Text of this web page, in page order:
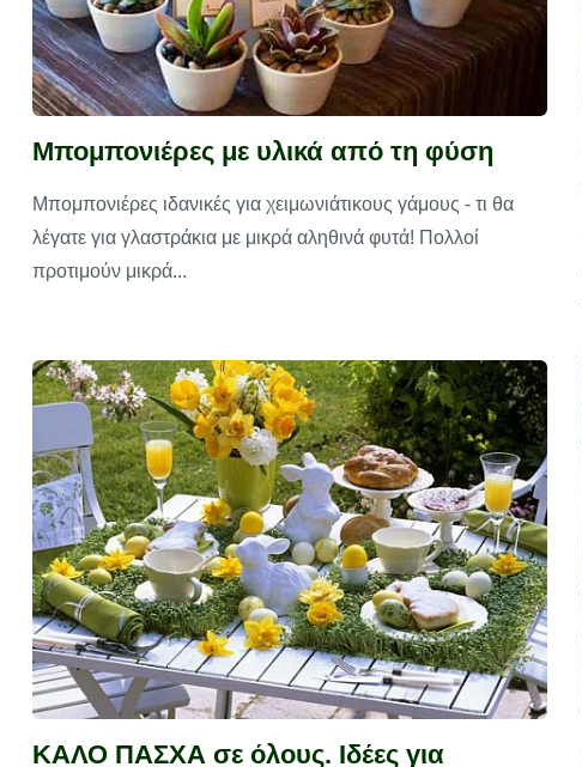
Μπομπονιέρες με υλικά από τη φύση
Μπομπονιέρες ιδανικές για χειμωνιάτικους γάμους - τι θα
λέγατε για γλαστράκια με μικρά αληθινά φυτά!‏ Πολλοί
προτιμούν μικρά...
ΚΑΛΟ ΠΑΣΧΑ σε όλους. Ιδέες για